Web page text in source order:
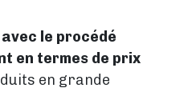
le procédé
en termes de prix
en grande